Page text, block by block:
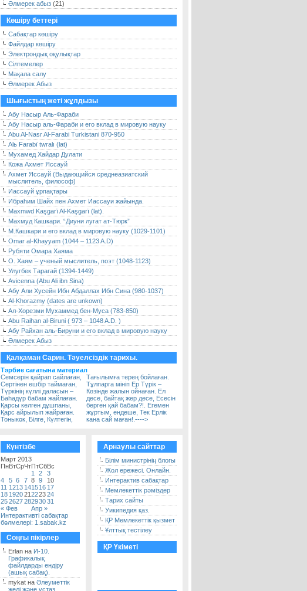
Әлмерек абыз (21)
Көшіру беттері
Сабақтар көшіру
Файлдар көшіру
Электрондық оқулықтар
Сілтемелер
Мақала салу
Әлмерек Абыз
Шығыстың жеті жұлдызы
Абу Насыр Аль-Фараби
Абу Насыр аль-Фараби и его вклад в мировую науку
Abu Al-Nasr Al-Farabi Turkistani 870-950
Alь Farabï twralı (lat)
Мухамед Хайдар Дулати
Кожа Ахмет Яссауй
Ахмет Яссауй (Выдающийся среднеазиатский
мыслитель, философ)
Иассауй ұрпақтары
Ибраһим Шайх пен Ахмет Иассауи жайында.
Maxmwd Kaşgarï Al-Kaşgarï (lat).
Махмуд Кашкари. “Диуни лугат ат-Тюрк”
М.Кашкари и его вклад в мировую науку (1029-1101)
Omar al-Khayyam (1044 – 1123 A.D)
Рубяти Омара Хаяма
О. Хаям – ученый мыслитель, поэт (1048-1123)
Улугбек Тарагай (1394-1449)
Avicenna (Abu Ali ibn Sina)
Абу Али Хусейн Ибн Абдаллах Ибн Сина (980-1037)
Al-Khorazmy (dates are unkown)
Ал-Хорезми Мухаммед бен-Муса (783-850)
Abu Raihan al-Biruni ( 973 – 1048 A.D. )
Абу Райхан аль-Бируни и его вклад в мировую науку
Әлмерек Абыз
Қалқаман Сарин. Тәуелсіздік тарихы.
Тәрбие сағатына материал
Семсерін қайрап сайлаған,
Сертінен ешбір таймаған,
Түркінің күллі даласын –
Баһадүр бабам жайлаған.
Қарсы келген дұшпаны,
Қарс айрылып жайраған.
Тоныкөк, Білге, Күлтегін,
Тағылымға терең бойлаған.
Тұлпарга мініп Ер Түрік –
Көзінде жалын ойнаған. Ел
десе, байтақ жер десе, Есесін
берген қай бабам?!. Егемен
жұртым, ендеше, Тек Ерлік
кана сай маған!.---->
Күнтізбе
Март 2013
ПнВтСрЧтПтСбВс
« Фев Апр »
1 2
3
4
5 6 7 8 9
10
11 1213 141516 17
18 192021222324
25262728293031
Интерактивті сабақтар
бөлмелері: 1.sabak.kz
Соңғы пікірлер
Erlan на И-10.
Графикалық
файлдарды ендіру
(ашық сабақ).
mykat на Әлеуметтік
желі және ұстаз
Арнаулы сайттар
Білім министрінің блогы
Жол ережесі. Онлайн.
Интерактив сабақтар
Мемлекеттік рәміздер
Тарих сайты
Уикипедия қаз.
ҚР Мемлекеттік қызмет
Ұлттық тестілеу
ҚР Үкіметі